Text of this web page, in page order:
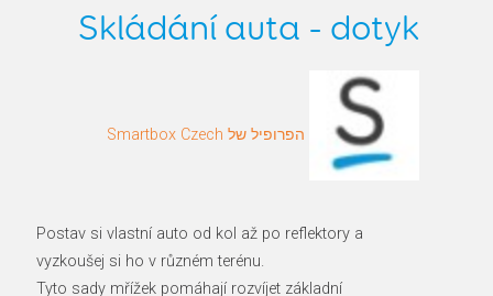
גריד אונליין
הירשם לאתר
Skládání auta - dotyk
הפרופיל של Smartbox Czech
Postav si vlastní auto od kol až po reflektory a
vyzkoušej si ho v různém terénu.
Tyto sady mřížek pomáhají rozvíjet základní